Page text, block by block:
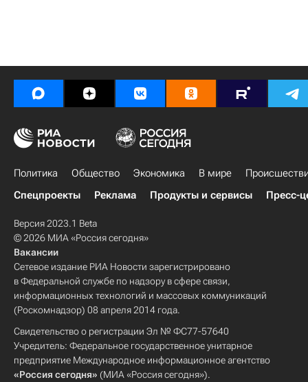
Политика Общество Экономика В мире
Спецпроекты
Реклама Продукты и сервисы Пресс-
Версия 2023.1 Beta
© 2026 МИА «Россия сегодня»
Вакансии
Сетевое издание РИА Новости зарегистрировано
в Федеральной службе по надзору в сфере связи,
информационных технологий и массовых коммуникаций
(Роскомнадзор) 08 апреля 2014 года.
Свидетельство о регистрации Эл № ФС77-57640
Учредитель: Федеральное государственное унитарное
предприятие Международное информационное агентство
«Россия сегодня» (МИА «Россия сегодня»).